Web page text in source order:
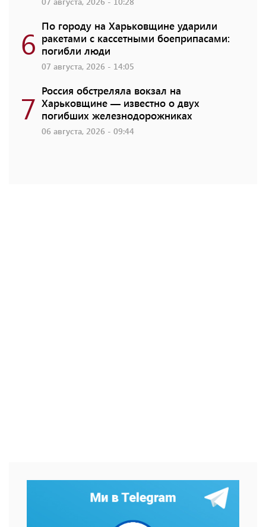
6 По городу на Харьковщине ударили
ракетами с кассетными боеприпасами:
погибли люди
07 августа, 2026 - 14:05
7 Россия обстреляла вокзал на
Харьковщине — известно о двух
погибших железнодорожниках
06 августа, 2026 - 09:44